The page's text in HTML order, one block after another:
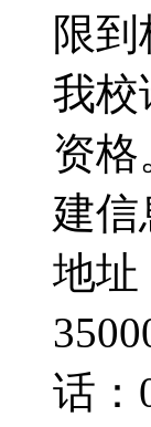
限
我校
资
建
地址
话